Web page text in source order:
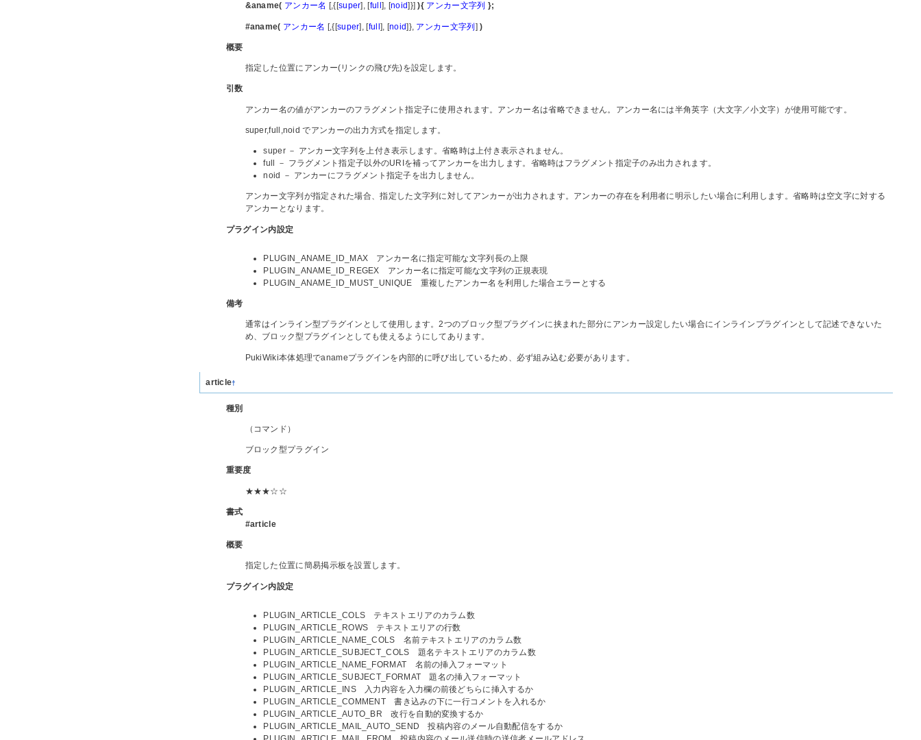
&aname( アンカー名 [,{[super], [full ], [noid]}]){ アンカー文字列 };
#aname( アンカー名 [,{[super], [full], [noid]}, アンカー文字列])
概要
指定した位置にアンカー(リンクの飛び先)を設定します。
引数
アンカー名の値がアンカーのフラグメント指定子に使用されます。アンカー名は省略できません。アンカー名には半角英字（大文字／小文字）が使用可能です。
super,full,noid でアンカーの出力方式を指定します。
super － アンカー文字列を上付き表示します。省略時は上付き表示されません。
full － フラグメント指定子以外のURIを補ってアンカーを出力します。省略時はフラグメント指定子のみ出力されます。
noid － アンカーにフラグメント指定子を出力しません。
アンカー文字列が指定された場合、指定した文字列に対してアンカーが出力されます。アンカーの存在を利用者に明示したい場合に利用します。省略時は空文字に対する
アンカーとなります。
プラグイン内設定
PLUGIN_ANAME_ID_MAX アンカー名に指定可能な文字列長の上限
PLUGIN_ANAME_ID_REGEX アンカー名に指定可能な文字列の正規表現
PLUGIN_ANAME_ID_MUST_UNIQUE 重複したアンカー名を利用した場合エラーとする
備考
通常はインライン型プラグインとして使用します。2つのブロック型プラグインに挟まれた部分にアンカー設定したい場合にインラインプラグインとして記述できないた
め、ブロック型プラグインとしても使えるようにしてあります。
PukiWiki本体処理でanameプラグインを内部的に呼び出しているため、必ず組み込む必要があります。
article†
種別
（コマンド）
ブロック型プラグイン
重要度
★★★☆☆
書式
#article
概要
指定した位置に簡易掲示板を設置します。
プラグイン内設定
PLUGIN_ARTICLE_COLS テキストエリアのカラム数
PLUGIN_ARTICLE_ROWS テキストエリアの行数
PLUGIN_ARTICLE_NAME_COLS 名前テキストエリアのカラム数
PLUGIN_ARTICLE_SUBJECT_COLS 題名テキストエリアのカラム数
PLUGIN_ARTICLE_NAME_FORMAT 名前の挿入フォーマット
PLUGIN_ARTICLE_SUBJECT_FORMAT 題名の挿入フォーマット
PLUGIN_ARTICLE_INS 入力内容を入力欄の前後どちらに挿入するか
PLUGIN_ARTICLE_COMMENT 書き込みの下に一行コメントを入れるか
PLUGIN_ARTICLE_AUTO_BR 改行を自動的変換するか
PLUGIN_ARTICLE_MAIL_AUTO_SEND 投稿内容のメール自動配信をするか